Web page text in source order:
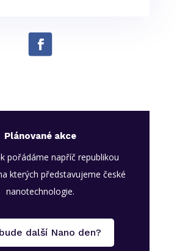
Plánované akce
pořádáme napříč republikou
kterých představujeme české
nanotechnologie.
další Nano den?